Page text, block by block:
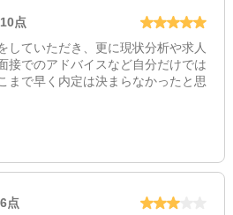
点
していただき、更に現状分析や求人
接でのアドバイスなど自分だけでは
まで早く内定は決まらなかったと思
点